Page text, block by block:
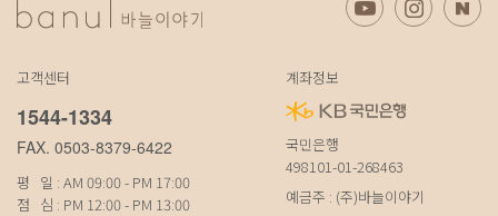
고객센터
1544-1334
FAX. 0503-8379-6422
평 일 : AM 09:00 - PM 17:00
점 심 : PM 12:00 - PM 13:00
계좌정보
국민은행
498101-01-268463
예금주 : (주)바늘이야기